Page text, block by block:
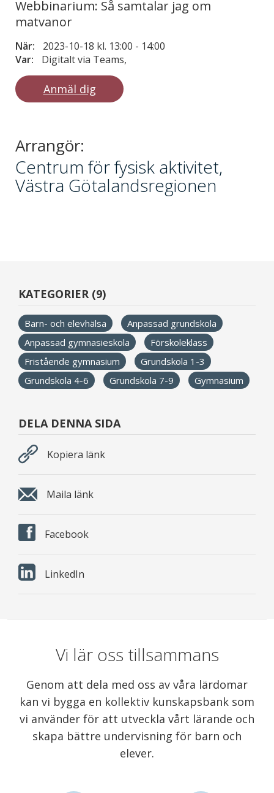
Webbinarium: Så samtalar jag om
matvanor
När: 2023-10-18 kl. 13:00 - 14:00
Var:
Digitalt via Teams,
Anmäl dig
Arrangör:
Centrum för fysisk aktivitet,
Västra Götalandsregionen
KATEGORIER (9)
Barn- och elevhälsa
Anpassad grundskola
Anpassad gymnasieskola
Förskoleklass
Fristående gymnasium
Grundskola 1-3
Grundskola 4-6
Grundskola 7-9 Gymnasium
DELA DENNA SIDA
Kopiera länk
Maila länk
Facebook
LinkedIn
Vi lär oss tillsammans
Genom att dela med oss av våra lärdomar
kan vi bygga en kollektiv kunskapsbank som
vi använder för att utveckla vårt lärande och
skapa bättre undervisning för barn och
elever.